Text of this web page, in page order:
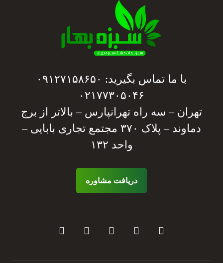
با ما تماس بگیرید: ۰۹۱۲۷۱۵۸۶۵۰
۰۲۱۷۷۳۰۵۰۴۶
تهران – سه راه تهرانپارس – بالاتر از برج
دماوند – پلاک ۳۷۰ مجتمع تجاری بابایی –
واحد ۱۳۲
دریافت مشاوره